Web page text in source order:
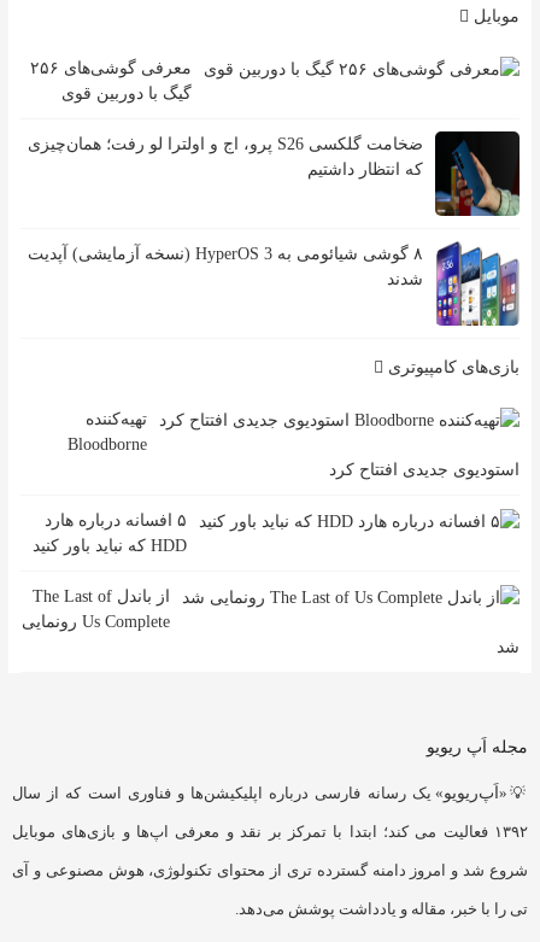
موبایل
معرفی گوشی‌های ۲۵۶
گیگ با دوربین قوی
ضخامت گلکسی S26 پرو، اج و اولترا لو رفت؛ همان‌چیزی
که انتظار داشتیم
۸ گوشی شیائومی به HyperOS 3 (نسخه آزمایشی) آپدیت
شدند
بازی‌های کامپیوتری
تهیه‌کننده
Bloodborne
استودیوی جدیدی افتتاح کرد
۵ افسانه درباره هارد
HDD که نباید باور کنید
از باندل The Last of
Us Complete رونمایی
شد
مجله اَپ ریویو
💡«اَپ‌ریویو» یک رسانه فارسی درباره اپلیکیشن‌ها و فناوری است که از سال
۱۳۹۲ فعالیت می کند؛ ابتدا با تمرکز بر نقد و معرفی اپ‌ها و بازی‌های موبایل
شروع شد و امروز دامنه گسترده تری از محتوای تکنولوژی، هوش مصنوعی و آی
تی را با خبر، مقاله و یادداشت پوشش می‌دهد.